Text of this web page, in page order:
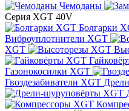
Чемоданы
Серия XGT 40V
Болгарки
Виброуплотнители XGT
XGT
Газонокосилки XGT
Гвоздезабиватели XGT